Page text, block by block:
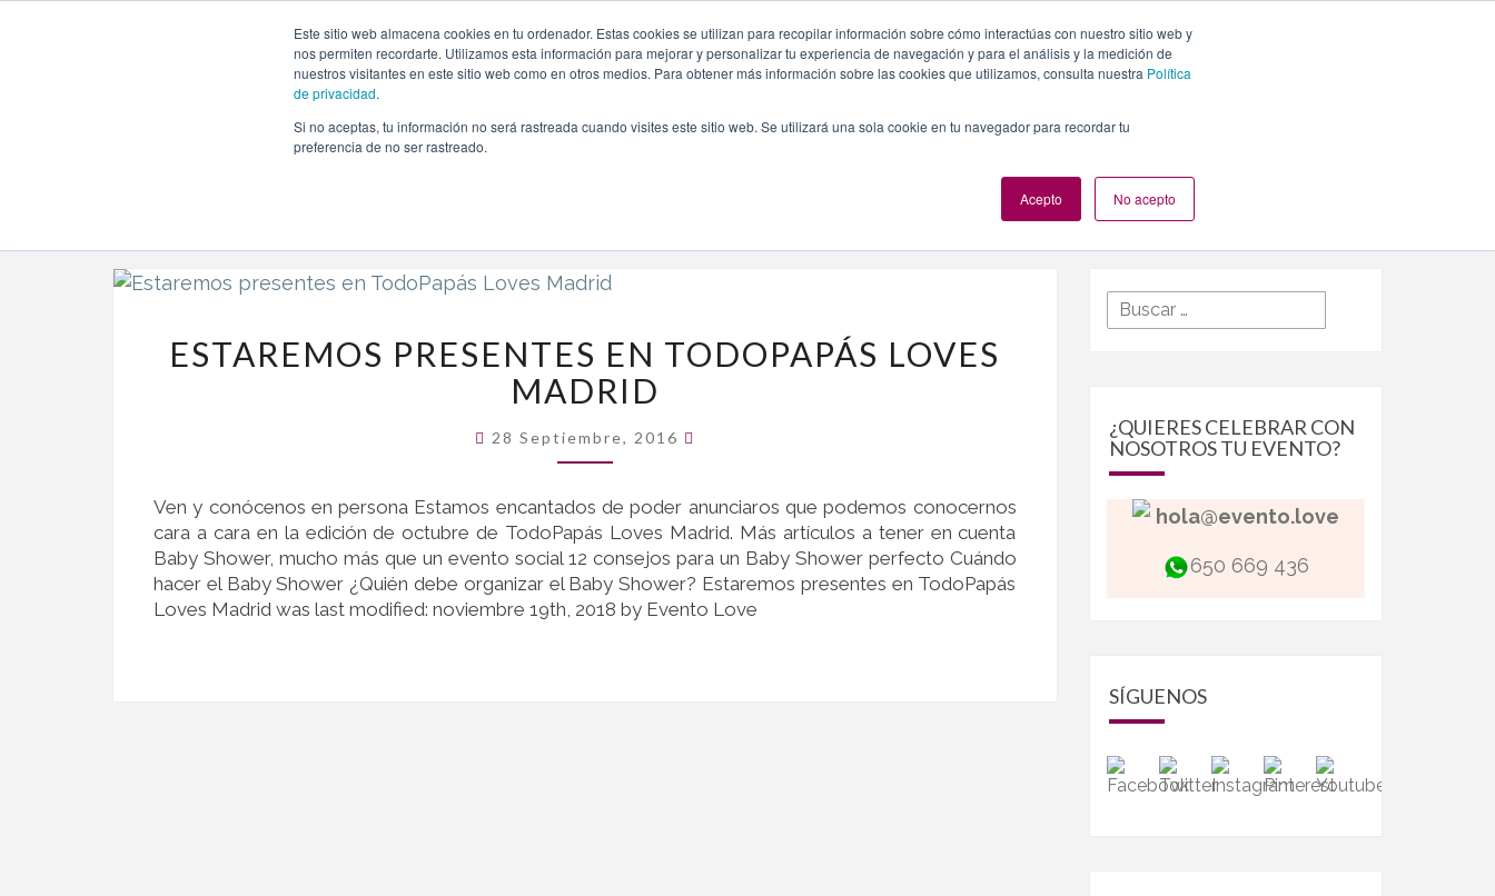
Este sitio web almacena cookies en tu ordenador. Estas cookies se utilizan para recopilar información sobre cómo interactúas con nuestro sitio web y
nos permiten recordarte. Utilizamos esta información para mejorar y personalizar tu experiencia de navegación y para el análisis y la medición de
nuestros visitantes en este sitio web como en otros medios. Para obtener más información sobre las cookies que utilizamos, consulta nuestra Política
de privacidad.
Si no aceptas, tu información no será rastreada cuando visites este sitio web. Se utilizará una sola cookie en tu navegador para recordar tu
preferencia de no ser rastreado.
Acepto No acepto
INICIO QUIÉNES SOMOS TE OFRECEMOS PLANES NUESTROS EVENTOS
agenda todopapas loves madrid 2016
PRESENTES
EN
TODOPAPÁS
LOVES
MADRID
ESTAREMOS PRESENTES EN TODOPAPÁS LOVES
MADRID
28 Septiembre, 2016
Ven y conócenos en persona Estamos encantados de poder anunciaros que podemos conocernos
cara a cara en la edición de octubre de TodoPapás Loves Madrid. Más artículos a tener en cuenta
Baby Shower, mucho más que un evento social 12 consejos para un Baby Shower perfecto Cuándo
hacer el Baby Shower ¿Quién debe organizar el Baby Shower? Estaremos presentes en TodoPapás
Loves Madrid was last modified: noviembre 19th, 2018 by Evento Love
Buscar
por:
¿QUIERES CELEBRAR CON
NOSOTROS TU EVENTO?
hola@evento.love
650 669 436
SÍGUENOS